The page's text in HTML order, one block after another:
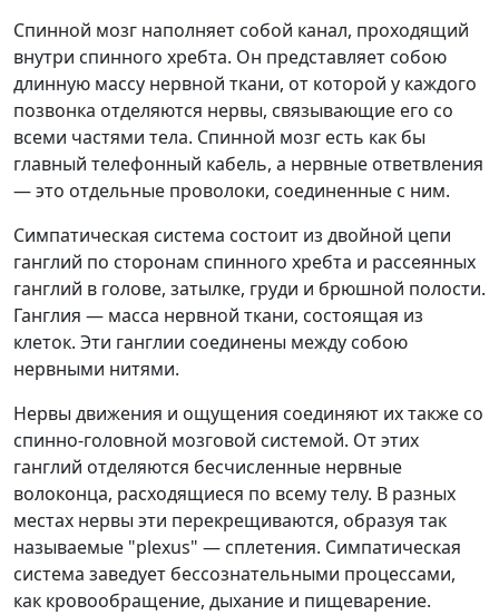
Спинной мозг наполняет собой канал, проходящий
внутри спинного хребта. Он представляет собою
длинную массу нервной ткани, от которой у каждого
позвонка отделяются нервы, связывающие его со
всеми частями тела. Спинной мозг есть как бы
главный телефонный кабель, а нервные ответвления
— это отдельные проволоки, соединенные с ним.
Симпатическая система состоит из двойной цепи
ганглий по сторонам спинного хребта и рассеянных
ганглий в голове, затылке, груди и брюшной полости.
Ганглия — масса нервной ткани, состоящая из
клеток. Эти ганглии соединены между собою
нервными нитями.
Нервы движения и ощущения соединяют их также со
спинно-головной мозговой системой. От этих
ганглий отделяются бесчисленные нервные
волоконца, расходящиеся по всему телу. В разных
местах нервы эти перекрещиваются, образуя так
называемые "plexus" — сплетения. Симпатическая
система заведует бессознательными процессами,
как кровообращение, дыхание и пищеварение.